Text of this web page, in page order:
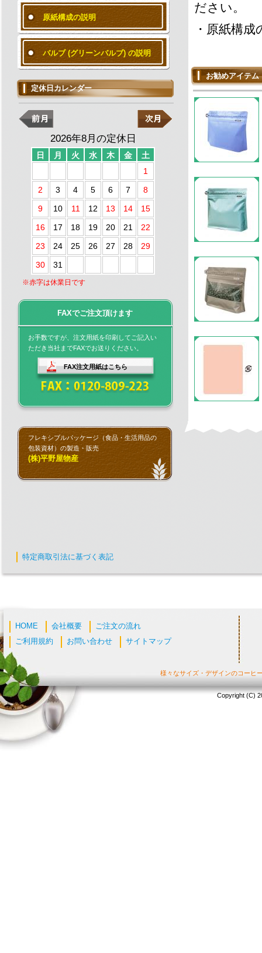
ださい。
・原紙構
お勧めアイテム
原紙構成の説明
バルブ (グリーンバルブ) の説明
定休日カレンダー
2026年8月の定休日
日 月 火 水 木 金
土
1
2
3 4 5 6 7
8
9
10 11 12 13 14
15
16
17 18 19 20 21
22
23
24 25 26 27 28
29
30
31
※赤字は休業日です
FAXでご注文頂けます
お手数ですが、注文用紙を印刷してご記入い
ただき当社までFAXでお送りください。
FAX注文用紙はこちら
フレキシブルパッケージ（食品・生活用品の
包装資材）の製造・販売
(株)平野屋物産
特定商取引法に基づく表記
HOME 会社概要
ご注文の流れ
ご利用規約
お問い合わせ サイトマップ
様々なサイズ・デザインのコーヒ
Copyright (C)